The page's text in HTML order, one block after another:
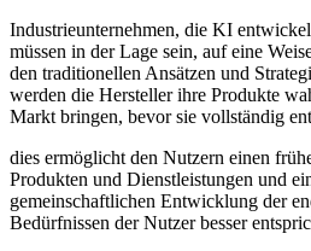
Industrieunternehmen, die KI
müssen in der Lage sein, auf eine
den traditionellen Ansätzen und
werden die Hersteller ihre Produkte
Markt bringen, bevor sie vollständig
dies ermöglicht den Nutzern einen
Produkten und Dienstleistungen und
gemeinschaftlichen Entwicklung der
Bedürfnissen der Nutzer besser